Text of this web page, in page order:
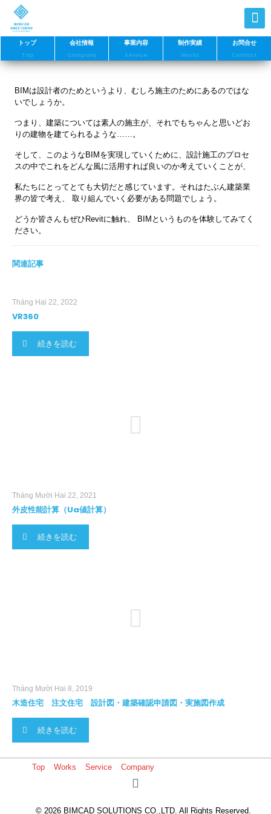
トップ
Top
会社情報
Company
事業内容
Service
制作実績
Works
お問合せ
Contact
BIMは設計者のためというより、むしろ施主のためにあるのではな
いでしょうか。
つまり、建築については素人の施主が、それでもちゃんと思いどお
りの建物を建てられるような……。
そして、このようなBIMを実現していくために、設計施工のプロセ
スの中でこれをどんな風に活用すれば良いのか考えていくことが、
私たちにとってとても大切だと感じています。それはたぶん建築業
界の皆で考え、 取り組んでいく必要がある問題でしょう。
どうか皆さんもぜひRevitに触れ、 BIMというものを体験してみてく
ださい。
関連記事
Tháng Hai 22, 2022
VR360
続きを読む
Tháng Mười Hai 22, 2021
外皮性能計算（Ua値計算）
続きを読む
Tháng Mười Hai 8, 2019
木造住宅 注文住宅 設計図・建築確認申請図・実施図作成
続きを読む
Top Works Service Company
© 2026 BIMCAD SOLUTIONS CO.,LTD. All Rights Reserved.